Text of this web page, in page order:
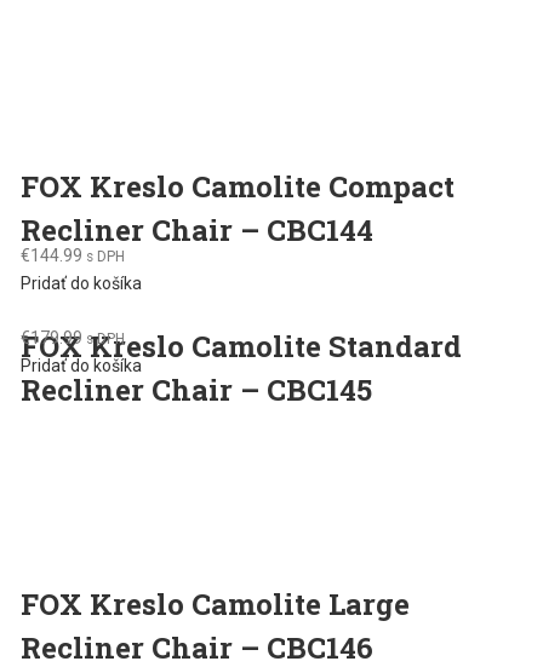
FOX Kreslo Camolite Compact
Recliner Chair – CBC144
€144.99 s DPH
Pridať do košíka
FOX Kreslo Camolite Standard
Recliner Chair – CBC145
€179.99 s DPH
Pridať do košíka
FOX Kreslo Camolite Large
Recliner Chair – CBC146